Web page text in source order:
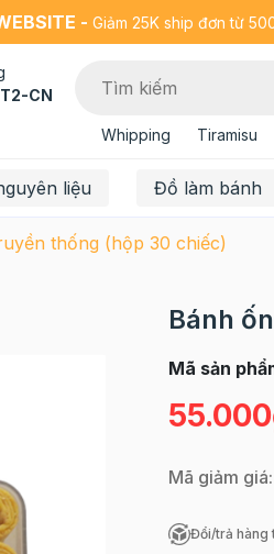
- Giảm 25K ship đơn từ
CN
Whipping Tiramisu
liệu Đồ làm bánh
thống (hộp 30 chiếc)
Bánh
Mã sản
Mã giảm giá:
Đổi/trả hàng